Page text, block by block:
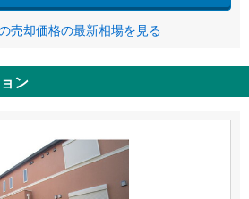
売却価格の最新相場を見る
ン